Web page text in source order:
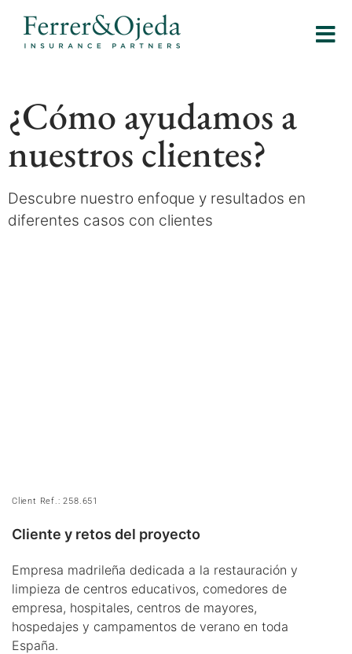
¿Cómo ayudamos a
nuestros clientes?
Descubre nuestro enfoque y resultados en
diferentes casos con clientes
Client Ref.: 258.651
Cliente y retos del proyecto
Empresa madrileña dedicada a la restauración y
limpieza de centros educativos, comedores de
empresa, hospitales, centros de mayores,
hospedajes y campamentos de verano en toda
España.